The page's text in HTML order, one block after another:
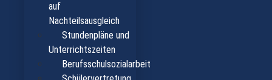
auf
Nachteilsausgleich
Stundenpläne und
Unterrichtszeiten
Berufsschulsozialarbeit